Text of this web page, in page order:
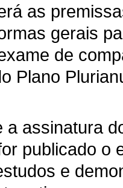
as
gerais
de
Plano
a assinatura
publicado o
e